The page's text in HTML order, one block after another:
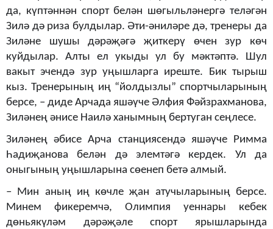
да, күптәннән спорт белән шөгыльләнергә теләгән
Зилә дә риза булдылар. Әти-әниләре дә, тренеры да
Зиләне шушы дәрәҗәгә җиткерү өчен зур көч
куйдылар. Алты ел укыды ул бу мәктәптә. Шул
вакыт эчендә зур уңышларга иреште. Бик тырыш
кыз. Тренерының иң “йолдызлы” спортчыларының
берсе, – диде Арчада яшәүче Әлфия Фәйзрахманова,
Зиләнең әнисе Наилә ханымның бертуган сеңлесе.
Зиләнең әбисе Арча станциясендә яшәүче Римма
Һадиҗанова белән дә элемтәгә кердек. Ул да
оныгының уңышларына сөенеп бетә алмый.
– Мин аның иң көчле җан атучыларының берсе.
Минем фикеремчә, Олимпия уеннары кебек
дөньякүләм дәрәҗәле спорт ярышларында